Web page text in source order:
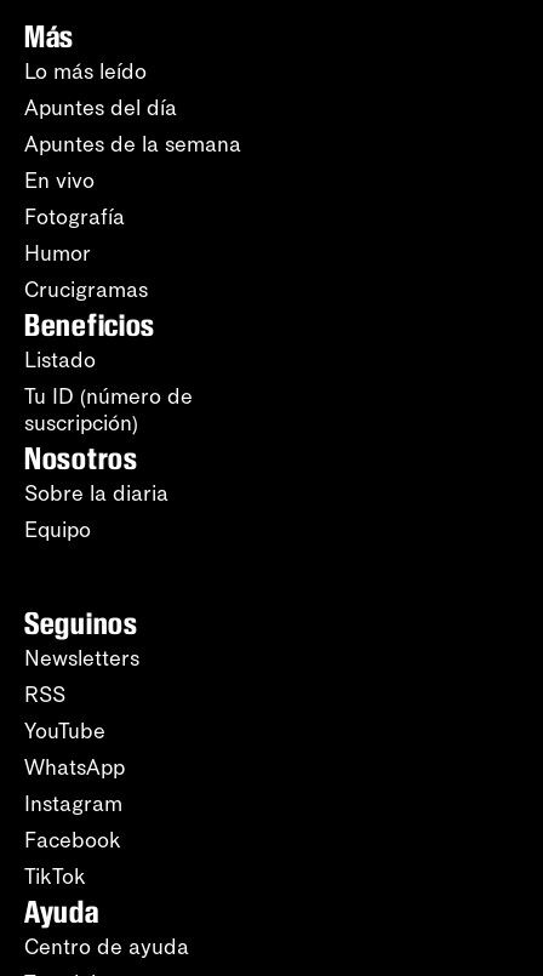
Más
Lo más leído
Apuntes del día
Apuntes de la semana
En vivo
Fotografía
Humor
Crucigramas
Beneficios
Listado
Tu ID (número de
suscripción)
Nosotros
Sobre la diaria
Equipo
Seguinos
Newsletters
RSS
YouTube
WhatsApp
Instagram
Facebook
TikTok
Ayuda
Centro de ayuda